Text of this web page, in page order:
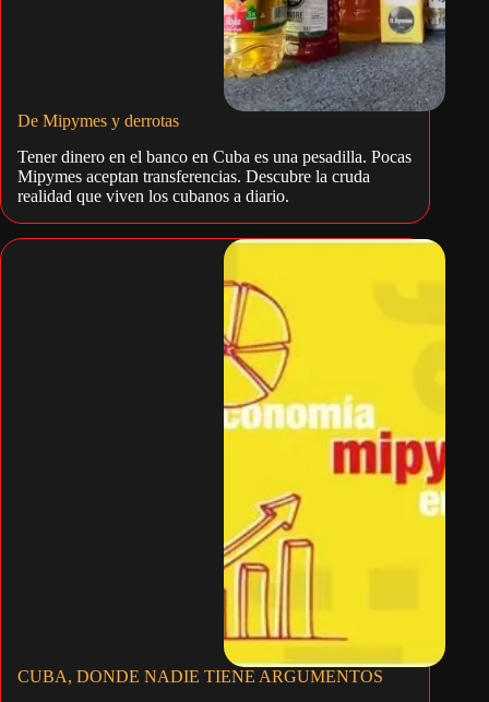
De Mipymes y derrotas
Tener dinero en el banco en Cuba es una pesadilla. Pocas
Mipymes aceptan transferencias. Descubre la cruda
realidad que viven los cubanos a diario.
CUBA, DONDE NADIE TIENE ARGUMENTOS